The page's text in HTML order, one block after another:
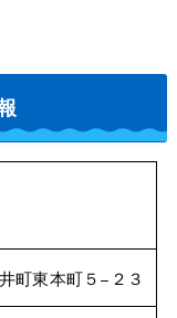
町東本町５−２３